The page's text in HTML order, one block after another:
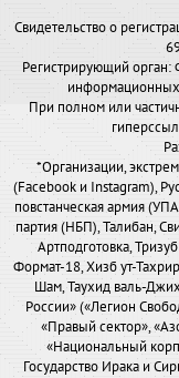
Свидетельство о
Регистрирующий орган:
При полном или
*Организации,
(Facebook и Instagram),
повстанческая армия
партия (НБП), Талибан,
Артподготовка,
Формат-18, Хизб ут-
Шам, Таухид валь-
России» («Легион
«Правый сектор»,
«Национальный
Государство Ирака и